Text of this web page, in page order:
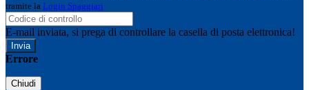
tramite la Login Spaggiari
E-mail inviata, si prega di controllare la casella di posta elettronica!
Errore
Chiudi